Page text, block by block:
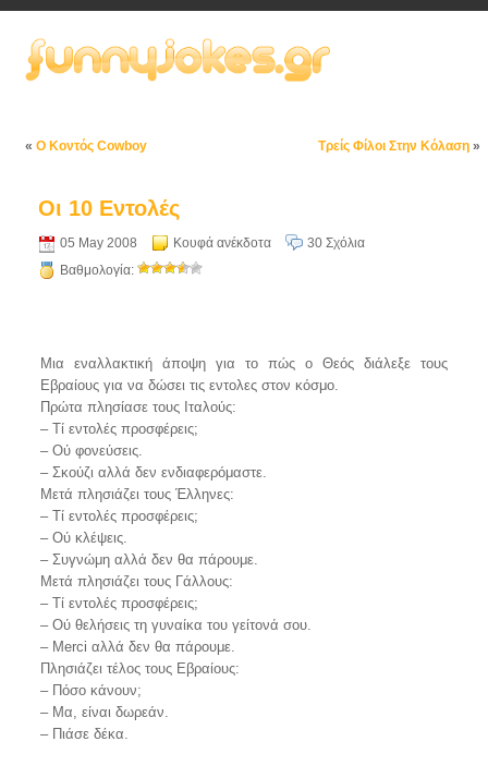
« Ο Κοντός Cowboy Τρείς Φίλοι Στην Κόλαση »
Οι 10 Εντολές
05 May 2008 Κουφά ανέκδοτα
30 Σχόλια
Βαθμολογία:
Μια εναλλακτική άποψη για το πώς ο Θεός διάλεξε τους
Εβραίους για να δώσει τις εντολες στον κόσμο.
Πρώτα πλησίασε τους Ιταλούς:
– Τί εντολές προσφέρεις;
– Ού φονεύσεις.
– Σκούζι αλλά δεν ενδιαφερόμαστε.
Μετά πλησιάζει τους Έλληνες:
– Τί εντολές προσφέρεις;
– Ού κλέψεις.
– Συγνώμη αλλά δεν θα πάρουμε.
Μετά πλησιάζει τους Γάλλους:
– Τί εντολές προσφέρεις;
– Ού θελήσεις τη γυναίκα του γείτονά σου.
– Merci αλλά δεν θα πάρουμε.
Πλησιάζει τέλος τους Εβραίους:
– Πόσο κάνουν;
– Μα, είναι δωρεάν.
– Πιάσε δέκα.